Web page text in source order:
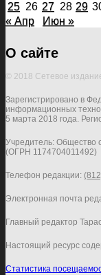
25 26 27 28 29
« Апр
Июн »
О сайте
© 2018 Сетевое
Зарегистрировано в
информационных
5 марта 2018 года.
Учредитель: Общество
(ОГРН 1174704011492)
Телефон редакции:
Электронная почта
Главный редактор
Настоящий ресурс
Статистика